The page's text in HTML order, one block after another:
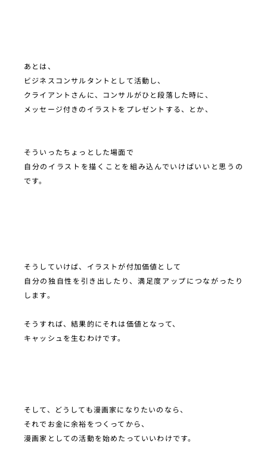
あとは、
ビジネスコンサルタントとして活動し、
クライアントさんに、コンサルがひと段落した時に、
メッセージ付きのイラストをプレゼントする、とか、
そういったちょっとした場面で
自分のイラストを描くことを組み込んでいけばいいと思うの
です。
そうしていけば、イラストが付加価値として
自分の独自性を引き出したり、満足度アップにつながったり
します。
そうすれば、結果的にそれは価値となって、
キャッシュを生むわけです。
そして、どうしても漫画家になりたいのなら、
それでお金に余裕をつくってから、
漫画家としての活動を始めたっていいわけです。